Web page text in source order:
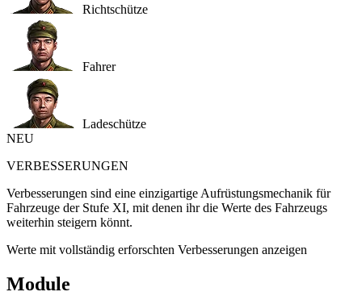
Richtschütze
Fahrer
Ladeschütze
NEU
VERBESSERUNGEN
Verbesserungen sind eine einzigartige Aufrüstungsmechanik für
Fahrzeuge der Stufe XI, mit denen ihr die Werte des Fahrzeugs
weiterhin steigern könnt.
Werte mit vollständig erforschten Verbesserungen anzeigen
Module